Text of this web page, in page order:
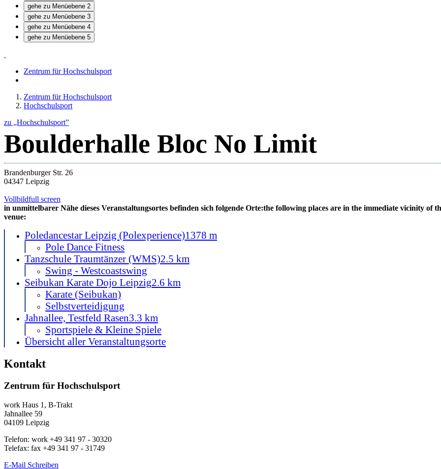
gehe zu Menüebene 2
gehe zu Menüebene 3
gehe zu Menüebene 4
gehe zu Menüebene 5
Zentrum für Hochschulsport
Zentrum für Hochschulsport
Hochschulsport
zu „Hochschulsport”
Boulderhalle Bloc No Limit
Brandenburger Str. 26
04347 Leipzig
Vollbildfull screen
in unmittelbarer Nähe dieses Veranstaltungsortes befinden sich folgende Orte:the following places are in the immediate vicinity of
venue:
Poledancestar Leipzig (Polexperience)1378 m
Pole Dance Fitness
Tanzschule Traumtänzer (WMS)2.5 km
Swing - Westcoastswing
Seibukan Karate Dojo Leipzig2.6 km
Karate (Seibukan)
Selbstverteidigung
Jahnallee, Testfeld Rasen3.3 km
Sportspiele & Kleine Spiele
Übersicht aller Veranstaltungsorte
Kontakt
Zentrum für Hochschulsport
work Haus 1, B-Trakt
Jahnallee 59
04109 Leipzig
Telefon: work +49 341 97 - 30320
Telefax: fax +49 341 97 - 31749
E-Mail Schreiben